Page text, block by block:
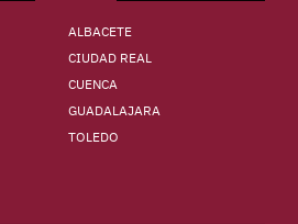
ALBACETE
CIUDAD REAL
CUENCA
GUADALAJARA
TOLEDO